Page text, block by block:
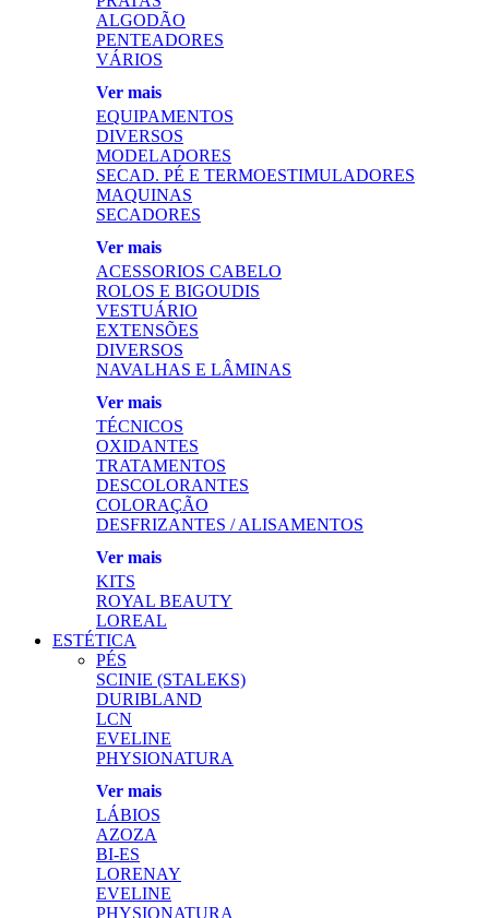
ALGODÃO
PENTEADORES
VÁRIOS
Ver mais
EQUIPAMENTOS
DIVERSOS
MODELADORES
SECAD. PÉ E TERMOESTIMULADORES
MAQUINAS
SECADORES
Ver mais
ACESSORIOS CABELO
ROLOS E BIGOUDIS
VESTUÁRIO
EXTENSÕES
DIVERSOS
NAVALHAS E LÂMINAS
Ver mais
TÉCNICOS
OXIDANTES
TRATAMENTOS
DESCOLORANTES
COLORAÇÃO
DESFRIZANTES / ALISAMENTOS
Ver mais
KITS
ROYAL BEAUTY
LOREAL
ESTÉTICA
PÉS
SCINIE (STALEKS)
DURIBLAND
LCN
EVELINE
PHYSIONATURA
Ver mais
LÁBIOS
AZOZA
BI-ES
LORENAY
EVELINE
PHYSIONATURA